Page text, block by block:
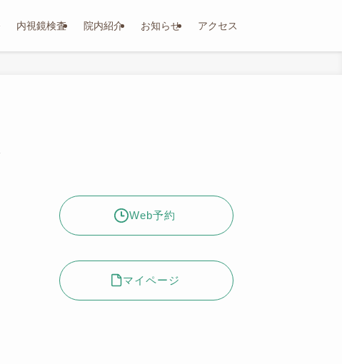
内視鏡検査 院内紹介 お知らせ アクセス
Web予約
マイページ